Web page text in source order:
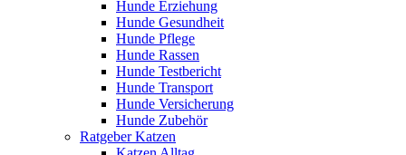
Hunde Erziehung
Hunde Gesundheit
Hunde Pflege
Hunde Rassen
Hunde Testbericht
Hunde Transport
Hunde Versicherung
Hunde Zubehör
Ratgeber Katzen